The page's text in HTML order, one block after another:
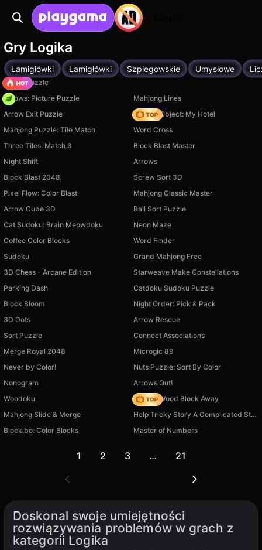
Gry Logika
Łamigłówki Łamigłówki Szpiegowskie Umysłowe
Arrow Puzzle
Arrows: Picture Puzzle
Mahjong Lines
Arrow Exit Puzzle
Hidden Object: My Hotel
Mahjong Puzzle: Tile Match
Word Cross
Three Tiles: Match 3
Block Blast Master
Night Shift
Arrows
Block Blast 2048
Screw Sort 3D
Pixel Flow: Color Blast
Mahjong Classic Master
Arrow Cube 3D
Ball Sort Puzzle
Cat Sudoku: Brain Meowdoku
Neon Maze
Coffee Color Blocks
Word Finder
Sudoku
Grand Mahjong Free
3D Chess - Arcane Edition
Starweave Make Constellations
Parking Dash
Catdoku Sudoku Puzzle
Block Bloom
Night Order: Pick & Pack
3D Dots
Arrow Rescue
Sort Puzzle
Connect Associations
Merge Royal 2048
Microgic 89
Never by Color!
Nuts Puzzle: Sort By Color
Nonogram
Arrows Out!
Woodoku
Tap 3D Wood Block Away
Mahjong Slide & Merge
Help Tricky Story A Complicated Story
Blockibo: Color Blocks
Master of Numbers
1 2 3 … 21
Doskonal swoje umiejętności
rozwiązywania problemów w grach z
kategorii Logika